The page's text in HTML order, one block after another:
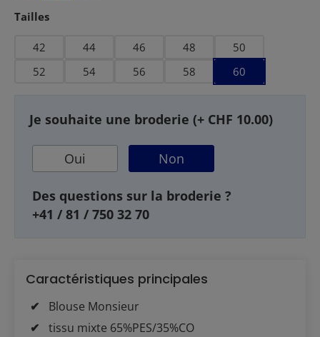
Sélectionnez
Tailles
42 44 46 48
50
52
54 56 58 60
Je souhaite une broderie (+ CHF 10.00)
Oui Non
Des questions sur la broderie ?
+41 / 81 / 750 32 70
Caractéristiques principales
Blouse Monsieur
tissu mixte 65%PES/35%CO